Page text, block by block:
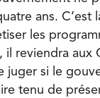
ans. C’est
les
reviendra aux
juger si le
tenu de